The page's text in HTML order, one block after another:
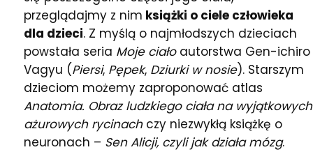
przeglądajmy z nim książki o ciele człowieka
dla dzieci. Z myślą o najmłodszych dzieciach
powstała seria Moje ciałoautorstwa Gen-ichiro
Vagyu (Piersi, Pępek, Dziurki w nosie). Starszym
dzieciom możemy zaproponować atlas
Anatomia. Obraz ludzkiego ciała na wyjątkowych
ażurowych rycinachczy niezwykłą książkę o
neuronach – Sen Alicji, czyli jak działa mózg.